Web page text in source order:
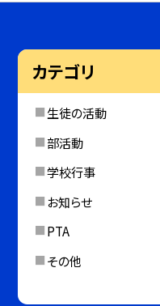
カテゴリ
生徒の活動
部活動
学校行事
お知らせ
PTA
その他